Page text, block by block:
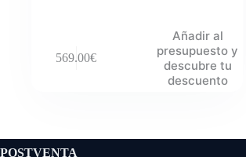
569.00€
Añadir al
presupuesto y
descubre tu
descuento
POSTVENTA